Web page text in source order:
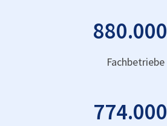
880.000
Fachbetriebe
774.000